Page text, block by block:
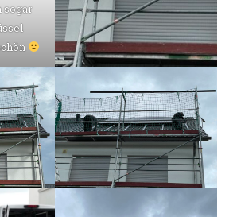
sogar